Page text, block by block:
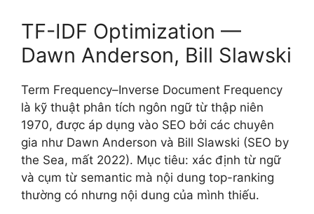
TF-IDF Optimization —
Dawn Anderson, Bill Slawski
Term Frequency–Inverse Document Frequency
là kỹ thuật phân tích ngôn ngữ từ thập niên
1970, được áp dụng vào SEO bởi các chuyên
gia như Dawn Anderson và Bill Slawski (SEO by
the Sea, mất 2022). Mục tiêu: xác định từ ngữ
và cụm từ semantic mà nội dung top-ranking
thường có nhưng nội dung của mình thiếu.